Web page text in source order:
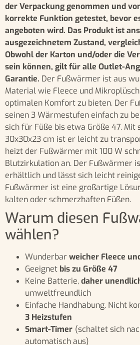
der Verpackung genommen und
korrekte Funktion getestet, bevor
angeboten wird. Das Produkt ist
ausgezeichnetem Zustand,
Obwohl der Karton und/oder die
sein können, gilt für alle Outlet-
Garantie. Der Fußwärmer ist aus
Material wie Fleece und
optimalen Komfort zu bieten. Der
seinen 3 Wärmestufen einfach zu
sich für Füße bis etwa Größe 47. Mit
30x30x23 cm ist er leicht zu
heizt der Fußwärmer mit 100 W
Blutzirkulation an. Der Fußwärmer
erhältlich und lässt sich leicht
Fußwärmer ist eine großartige
kalten oder schmerzhaften Füßen.
Warum diesen
wählen?
Wunderbarweicher Fleece
Geeignet bis zu Größe 47
Keine Batterie,daher
umweltfreundlich
Einfache Handhabung. Nicht
3 Heizstufen
Smart-Timer (schaltet sich
automatisch aus)